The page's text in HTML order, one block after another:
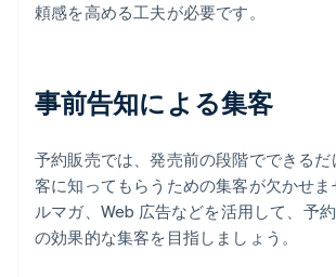
頼感を高める工夫が必要です。
事前告知による集客
予約販売では、発売前の段階でできる
客に知ってもらうための集客が欠かせま
ルマガ、Web 広告などを活用して、予
の効果的な集客を目指しましょう。